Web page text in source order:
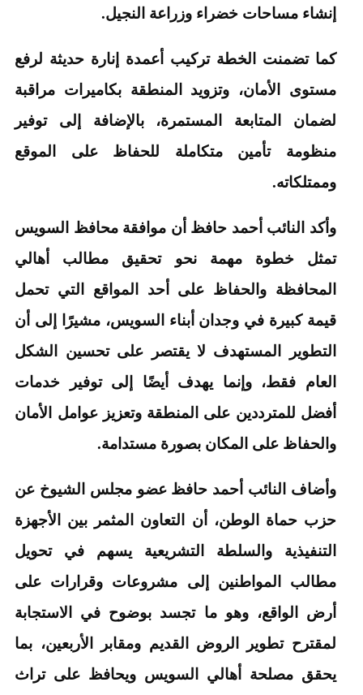
إنشاء مساحات خضراء وزراعة النجيل.
كما تضمنت الخطة تركيب أعمدة إنارة حديثة لرفع
مستوى الأمان، وتزويد المنطقة بكاميرات مراقبة
لضمان المتابعة المستمرة، بالإضافة إلى توفير
منظومة تأمين متكاملة للحفاظ على الموقع
وممتلكاته.
وأكد النائب أحمد حافظ أن موافقة محافظ السويس
تمثل خطوة مهمة نحو تحقيق مطالب أهالي
المحافظة والحفاظ على أحد المواقع التي تحمل
قيمة كبيرة في وجدان أبناء السويس، مشيرًا إلى أن
التطوير المستهدف لا يقتصر على تحسين الشكل
العام فقط، وإنما يهدف أيضًا إلى توفير خدمات
أفضل للمترددين على المنطقة وتعزيز عوامل الأمان
والحفاظ على المكان بصورة مستدامة.
وأضاف النائب أحمد حافظ عضو مجلس الشيوخ عن
حزب حماة الوطن، أن التعاون المثمر بين الأجهزة
التنفيذية والسلطة التشريعية يسهم في تحويل
مطالب المواطنين إلى مشروعات وقرارات على
أرض الواقع، وهو ما تجسد بوضوح في الاستجابة
لمقترح تطوير الروض القديم ومقابر الأربعين، بما
يحقق مصلحة أهالي السويس ويحافظ على تراث